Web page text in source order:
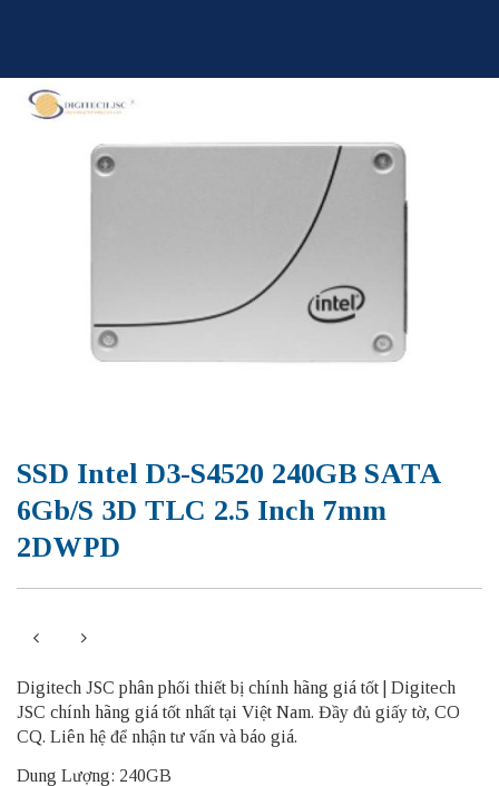
SSD Intel D3-S4520 240GB SATA
6Gb/s 3D TLC 2.5 Inch 7mm
2DWPD
Digitech JSC phân phối thiết bị chính hãng giá tốt | Digitech
JSC chính hãng giá tốt nhất tại Việt Nam. Đầy đủ giấy tờ, CO
CQ. Liên hệ để nhận tư vấn và báo giá.
Dung Lượng: 240GB